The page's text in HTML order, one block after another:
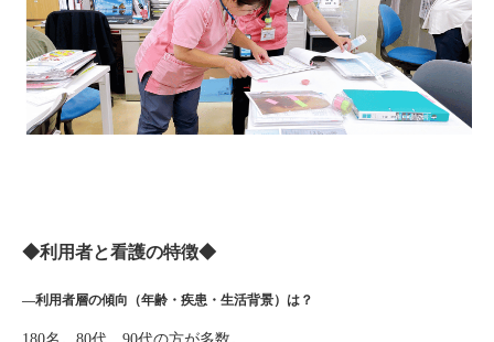
◆利用者と看護の特徴◆
―利用者層の傾向（年齢・疾患・生活背景）は？